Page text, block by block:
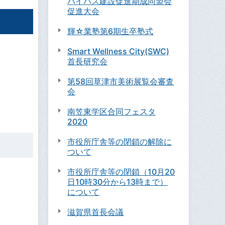
促進大会
輝☆業塾第6期生卒塾式
Smart Wellness City(SWC)
首長研究会
第58回草津市美術展覧会審査
会
南笠東学区合同フェスタ
2020
市役所庁舎等の閉鎖の解除に
ついて
市役所庁舎等の閉鎖（10月20
日10時30分から13時まで）
について
滋賀県首長会議